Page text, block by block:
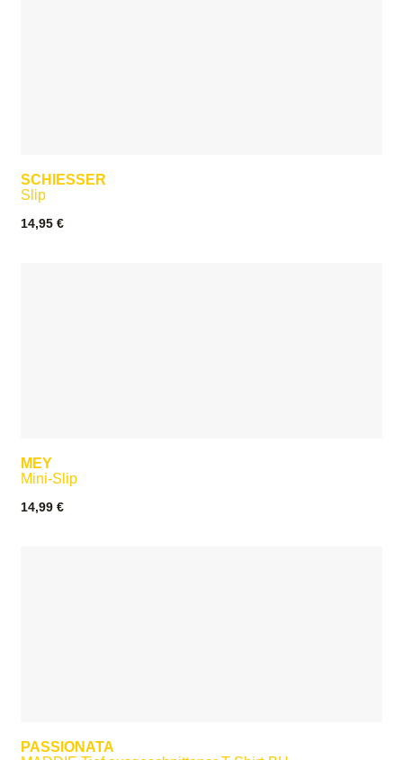
SCHIESSER
Slip
14,95 €
MEY
Mini-Slip
14,99 €
PASSIONATA